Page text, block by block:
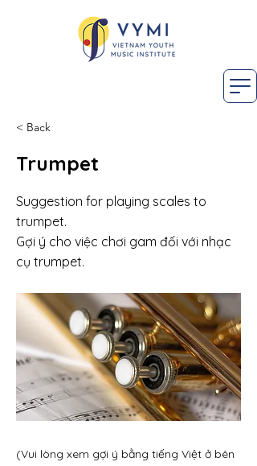
< Back
Trumpet
Suggestion for playing scales to
trumpet.
Gợi ý cho việc chơi gam đối với nhạc
cụ trumpet.
(Vui lòng xem gợi ý bằng tiếng Việt ở bên